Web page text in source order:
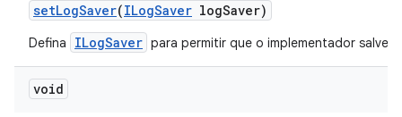
setLogSaver(ILogSaver logSaver)
Defina ILogSaver para permitir que o implementador salve
void